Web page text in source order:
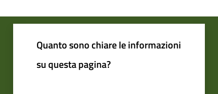
Quanto sono chiare le informazioni
su questa pagina?